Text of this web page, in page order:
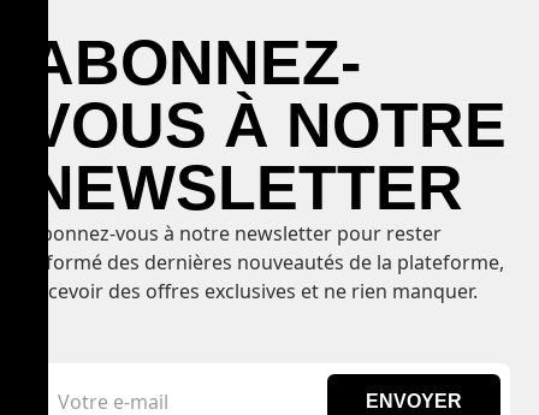
ABONNEZ-
VOUS À NOTRE
NEWSLETTER
Abonnez-vous à notre newsletter pour rester
informé des dernières nouveautés de la plateforme,
recevoir des offres exclusives et ne rien manquer.
ENVOYER